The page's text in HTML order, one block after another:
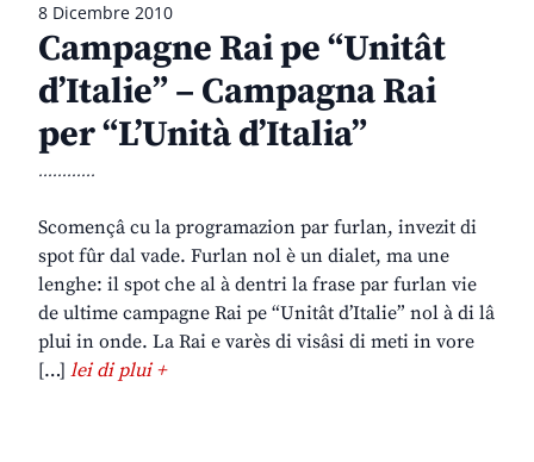
8 Dicembre 2010
Campagne Rai pe “Unitât
d’Italie” – Campagna Rai
per “L’Unità d’Italia”
............
Scomençâ cu la programazion par furlan, invezit di
spot fûr dal vade. Furlan nol è un dialet, ma une
lenghe: il spot che al à dentri la frase par furlan vie
de ultime campagne Rai pe “Unitât d’Italie” nol à di lâ
plui in onde. La Rai e varès di visâsi di meti in vore
[…] lei di plui +